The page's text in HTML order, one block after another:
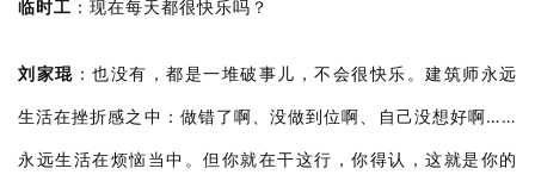
临时工 ： 现在每天都很快乐吗？
刘家琨 ： 也没有，都是一堆破事儿，不会很快乐。建筑师永远
生活在挫折感之中：做错了啊、没做到位啊、自己没想好啊……
永远生活在烦恼当中。 但你就在干这行，你得认，这就是你的